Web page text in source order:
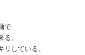
で
。
している。